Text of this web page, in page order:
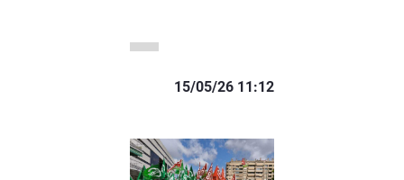
15/05/26 11:12